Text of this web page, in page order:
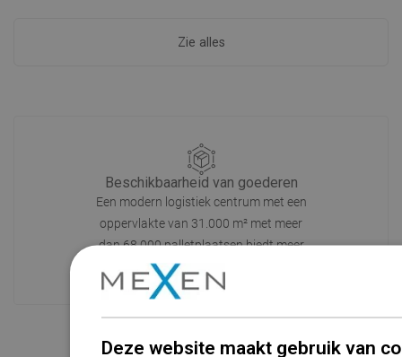
Zie alles
Beschikbaarheid van goederen
Een modern logistiek centrum met een
oppervlakte van 31.000 m² met meer
dan 68.000 palletplaatsen biedt meer
dan 1500.000 beschikbare producten!
Deze website maakt gebruik van